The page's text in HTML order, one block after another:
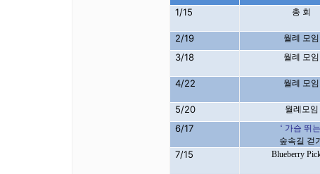
1/15
총 회
2/19 월례 모임
3/18 월례 모임
4/22 월례 모임
5/20 월례모임
6/17 ‘ 가슴 뛰는
숲속길 걷기
7/15 Blueberry